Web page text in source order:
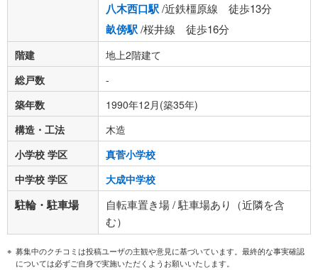
八木西口駅/近鉄橿原線 徒歩13分
畝傍駅/桜井線 徒歩16分
階建
地上2階建て
総戸数
-
築年数
1990年12月(築35年)
構造・工法
木造
小学校 学区
真菅小学校
中学校 学区
大成中学校
駐輪・駐車場
自転車置き場 / 駐車場あり（近隣を含
む）
募集中のクチコミは投稿ユーザの主観や意見に基づいています。最終的な事実確認
については必ずご自身で実施いただくようお願いいたします。